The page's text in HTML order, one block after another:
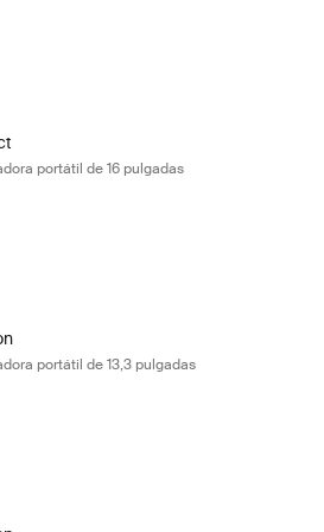
16" Laptop Sleeve Negro (selected)
16" Laptop Sleeve Verde
Reflect 16" Laptop Sleeve Dark Blue
portátil de 16 pulgadas
13.3" Laptop Sleeve Negro (selected)
13.3" Laptop Sleeve Grafito
portátil de 13,3 pulgadas
14" Laptop Sleeve Negro
14" Laptop Sleeve Grafito (selected)